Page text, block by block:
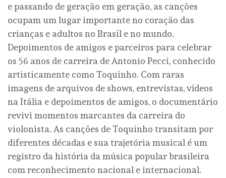
e passando de geração em geração, as canções
ocupam um lugar importante no coração das
crianças e adultos no Brasil e no mundo.
Depoimentos de amigos e parceiros para celebrar
os 56 anos de carreira de Antonio Pecci, conhecido
artisticamente como Toquinho. Com raras
imagens de arquivos de shows, entrevistas, vídeos
na Itália e depoimentos de amigos, o documentário
revivi momentos marcantes da carreira do
violonista. As canções de Toquinho transitam por
diferentes décadas e sua trajetória musical é um
registro da história da música popular brasileira
com reconhecimento nacional e internacional.